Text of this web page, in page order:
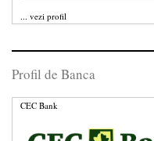
... vezi profil
Profil de Banca
CEC Bank